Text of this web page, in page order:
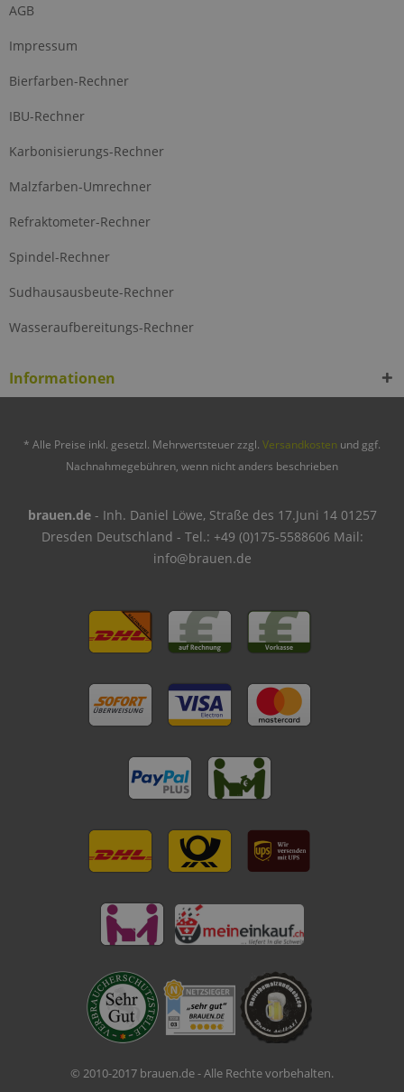
AGB
Impressum
Bierfarben-Rechner
IBU-Rechner
Karbonisierungs-Rechner
Malzfarben-Umrechner
Refraktometer-Rechner
Spindel-Rechner
Sudhausausbeute-Rechner
Wasseraufbereitungs-Rechner
Informationen
* Alle Preise inkl. gesetzl. Mehrwertsteuer zzgl. Versandkosten und ggf.
Nachnahmegebühren, wenn nicht anders beschrieben
brauen.de- Inh. Daniel Löwe, Straße des 17.Juni 14 01257
Dresden Deutschland - Tel.: +49 (0)175-5588606 Mail:
info@brauen.de
© 2010-2017 brauen.de - Alle Rechte vorbehalten.